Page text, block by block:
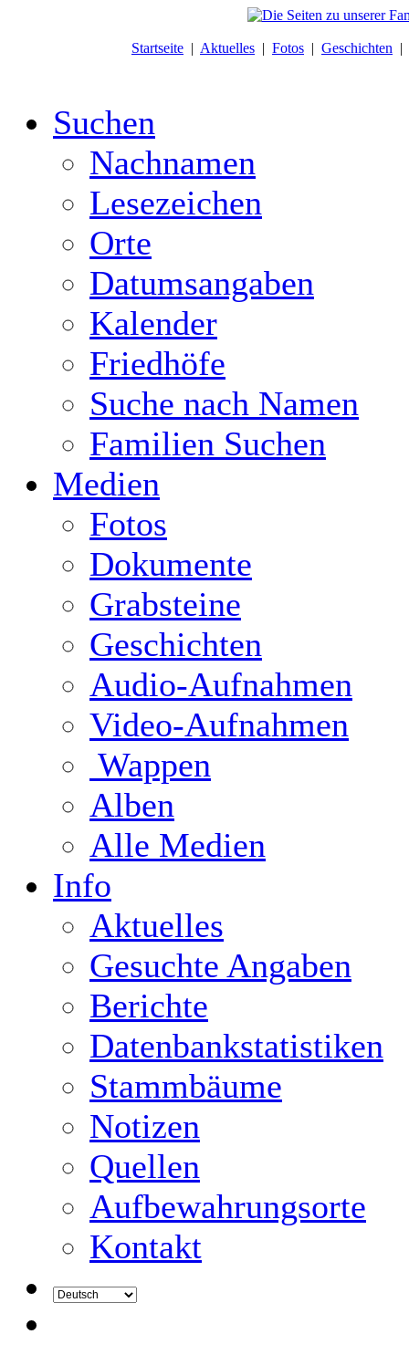
Startseite | Aktuelles | Fotos | Geschichten |
Suchen
Nachnamen
Lesezeichen
Orte
Datumsangaben
Kalender
Friedhöfe
Suche nach Namen
Familien Suchen
Medien
Fotos
Dokumente
Grabsteine
Geschichten
Audio-Aufnahmen
Video-Aufnahmen
Wappen
Alben
Alle Medien
Info
Aktuelles
Gesuchte Angaben
Berichte
Datenbankstatistiken
Stammbäume
Notizen
Quellen
Aufbewahrungsorte
Kontakt